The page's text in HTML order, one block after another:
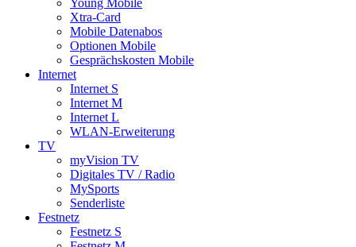
Young Mobile
Xtra-Card
Mobile Datenabos
Optionen Mobile
Gesprächskosten Mobile
Internet
Internet S
Internet M
Internet L
WLAN-Erweiterung
TV
myVision TV
Digitales TV / Radio
MySports
Senderliste
Festnetz
Festnetz S